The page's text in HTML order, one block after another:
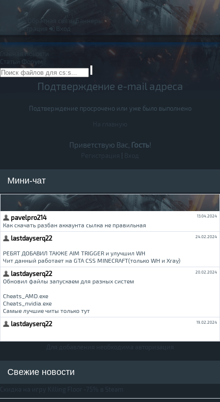
Обратная связь
Баннеры
Регистрация
Вход
Главная
Новости
Статьи Форум
Подтверждение e-mail адреса
Подтверждение просрочено или уже было выполнено
Приветствую Вас, Гость!
Мини-чат
Свежие новости